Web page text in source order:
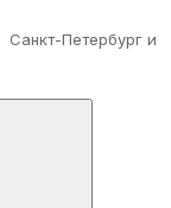
Санкт-Петербург и